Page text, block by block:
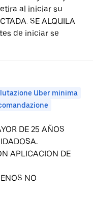
al iniciar su
SE ALQUILA
de iniciar se
Uber minima
DE 25 AÑOS
APLICACION DE
NO.